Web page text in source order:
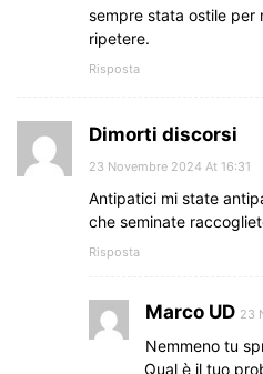
sempre stata ostile per
ripetere.
Risposta
Dimorti discorsi
23 Novembre 2024 At 16:31
Antipatici mi state
che seminate
Risposta
Marco UD 23
Nemmeno tu
Qual è il tuo